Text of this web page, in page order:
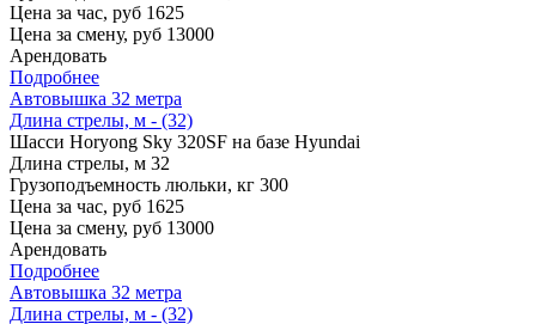
Цена за час, руб 1625
Цена за смену, руб 13000
Арендовать
Подробнее
Автовышка 32 метра
Длина стрелы, м - (32)
Шасси Horyong Sky 320SF на базе Hyundai
Длина стрелы, м 32
Грузоподъемность люльки, кг 300
Цена за час, руб 1625
Цена за смену, руб 13000
Арендовать
Подробнее
Автовышка 32 метра
Длина стрелы, м - (32)